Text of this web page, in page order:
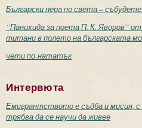
Български пера по света – събудете
“Панихида за поета П. К. Яворов”
титани в полето на българската
чети по-нататък
Интервюта
Емигрантството е съдба и мисия,
трябва да се научи да живее